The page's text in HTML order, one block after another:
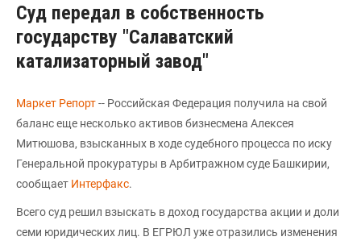
Суд передал в собственность
государству "Салаватский
катализаторный завод"
Маркет Репорт-- Российская Федерация получила на свой
баланс еще несколько активов бизнесмена Алексея
Митюшова, взысканных в ходе судебного процесса по иску
Генеральной прокуратуры в Арбитражном суде Башкирии,
сообщает Интерфакс.
Всего суд решил взыскать в доход государства акции и доли
семи юридических лиц. В ЕГРЮЛ уже отразились изменения